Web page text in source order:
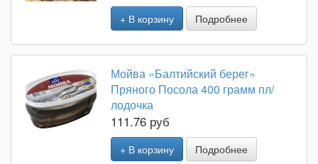
+ В корзину Подробнее
Мойва «Балтийский берег»
Пряного Посола 400 грамм пл/
лодочка
111.76 руб
+ В корзину Подробнее